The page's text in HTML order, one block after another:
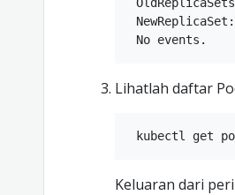
Lihatlah daftar
Keluaran dari